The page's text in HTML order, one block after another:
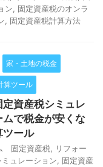
ン
固定資産税のオンラ
固定資産税計算方法
家・土地の税金
算ツール
定資産税シミュレ
で税金が安くな
ツール
固定資産税
リフォー
ュレーション
固定資産